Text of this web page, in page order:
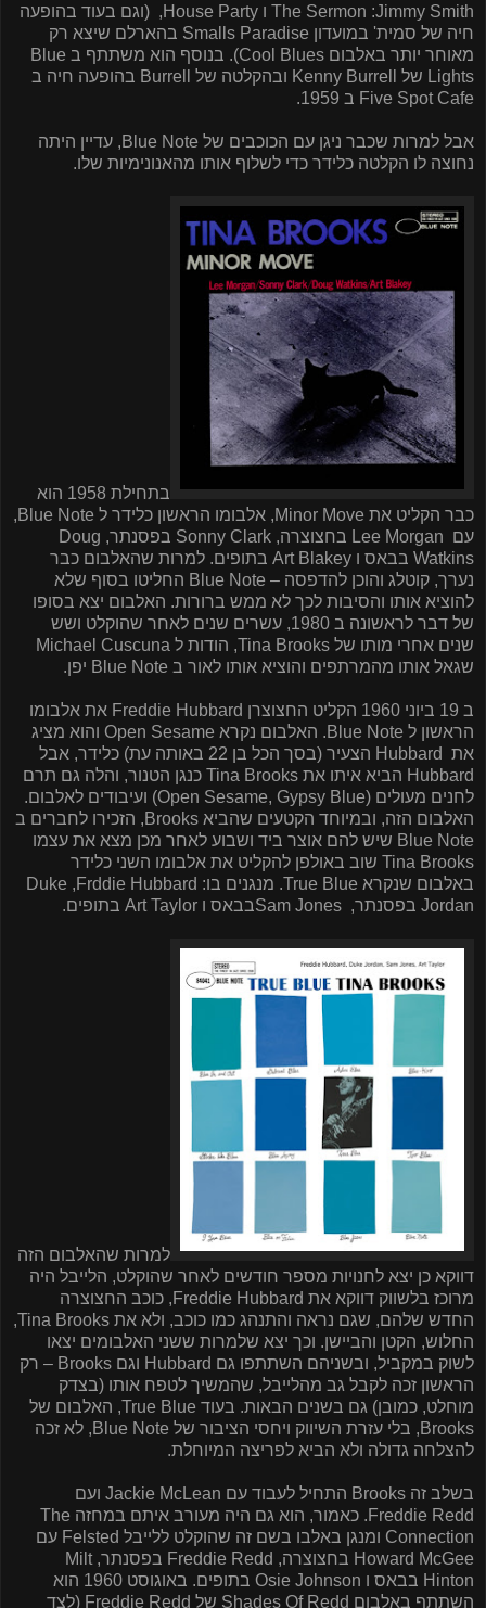
Jimmy Smith
:
The Sermon ו House Party
, (וגם בעוד בהופעה
חיה של סמית' במועדון Smalls Paradise בהארלם שיצא רק
מאוחר יותר באלבום Cool Blues). בנוסף הוא משתתף ב Blue
Lights של Kenny Burrell ובהקלטה של Burrell בהופעה חיה ב
Five Spot Cafe ב 1959.
אבל למרות שכבר ניגן עם הכוכבים של Blue Note, עדיין היתה
נחוצה לו הקלטה כלידר כדי לשלוף אותו מהאנונימיות שלו.
בתחילת 1958 הוא
כבר הקליט את Minor Move, אלבומו הראשון כלידר ל Blue Note
,
עם Lee Morgan בחצוצרה, Sonny Clark בפסנתר, Doug
Watkins בבאס ו Art Blakey בתופים. למרות שהאלבום כבר
נערך, קוטלג והוכן להדפסה – Blue Note החליטו בסוף שלא
להוציא אותו והסיבות לכך לא ממש ברורות. האלבום יצא בסופו
של דבר לראשונה ב 1980, עשרים שנים לאחר שהוקלט ושש
שנים אחרי מותו של Tina Brooks, הודות ל Michael Cuscuna
שגאל אותו מהמרתפים והוציא אותו לאור ב Blue Note יפן.
ב 19 ביוני 1960 הקליט החצוצרן Freddie Hubbard את אלבומו
הראשון ל Blue Note. האלבום נקרא Open Sesame והוא מציג
את Hubbard הצעיר (בסך הכל בן 22 באותה עת) כלידר, אבל
Hubbard הביא איתו את Tina Brooks כנגן הטנור, והלה גם תרם
לחנים מעולים (Open Sesame, Gypsy Blue) ועיבודים לאלבום.
האלבום הזה, ובמיוחד הקטעים שהביא Brooks, הזכירו לחברים ב
Blue Note שיש להם אוצר ביד ושבוע לאחר מכן מצא את עצמו
Tina Brooks שוב באולפן להקליט את אלבומו השני כלידר
באלבום שנקרא True Blue. מנגנים בו: Frddie Hubbard
,
Duke
Jordan בפסנתר, Sam Jonesבבאס ו Art Taylor בתופים.
למרות שהאלבום הזה
דווקא כן יצא לחנויות מספר חודשים לאחר שהוקלט, הלייבל היה
מרוכז בלשווק דווקא את Freddie Hubbard, כוכב החצוצרה
החדש שלהם, שגם נראה והתנהג כמו כוכב, ולא את Tina Brooks
,
החלוש, הקטן והביישן. וכך יצא שלמרות ששני האלבומים יצאו
לשוק במקביל, ובשניהם השתתפו גם Hubbard וגם Brooks – רק
הראשון זכה לקבל גב מהלייבל, שהמשיך לטפח אותו (בצדק
מוחלט, כמובן) גם בשנים הבאות. בעוד True Blue, האלבום של
Brooks, בלי עזרת השיווק ויחסי הציבור של Blue Note, לא זכה
להצלחה גדולה ולא הביא לפריצה המיוחלת.
בשלב זה Brooks התחיל לעבוד עם Jackie McLean ועם
Freddie Redd. כאמור, הוא גם היה מעורב איתם במחזה The
Connection ומנגן באלבו בשם זה שהוקלט ללייבל Felsted עם
Howard McGee בחצוצרה, Freddie Redd בפסנתר,Milt
Hinton בבאס ו Osie Johnson
בתופים. באוגוסט 1960 הוא
השתתף באלבום Shades Of Redd של Freddie Redd (לצד